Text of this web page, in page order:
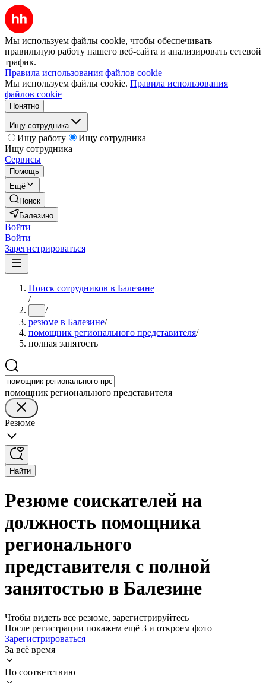
Мы используем файлы cookie, чтобы обеспечивать
правильную работу нашего веб-сайта и анализировать сетевой
трафик.
Правила использования файлов cookie
Мы используем файлы cookie. Правила использования
файлов cookie
Понятно
Ищу сотрудника
Ищу работу
Ищу сотрудника
Ищу сотрудника
Сервисы
Помощь
Ещё
Поиск
Балезино
Войти
Войти
Зарегистрироваться
Поиск сотрудников в Балезине
/
... /
резюме в Балезине/
помощник регионального представителя/
полная занятость
помощник регионального представителя
Резюме
Найти
Резюме соискателей на
должность помощника
регионального
представителя с полной
занятостью в Балезине
Чтобы видеть все резюме, зарегистрируйтесь
После регистрации покажем ещё 3 и откроем фото
Зарегистрироваться
За всё время
По соответствию